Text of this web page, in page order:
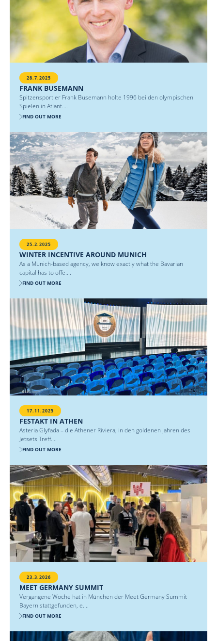
28.7.2025
FRANK BUSEMANN
Spitzensportler Frank Busemann holte 1996 bei den olympischen
Spielen in Atlant....
FIND OUT MORE
25.2.2025
WINTER INCENTIVE AROUND MUNICH
As a Munich-based agency, we know exactly what the Bavarian
capital has to offe....
FIND OUT MORE
17.11.2025
FESTAKT IN ATHEN
Asteria Glyfada – die Athener Riviera, in den goldenen Jahren des
Jetsets Treff....
FIND OUT MORE
23.3.2026
MEET GERMANY SUMMIT
Vergangene Woche hat in München der Meet Germany Summit
Bayern stattgefunden, e....
FIND OUT MORE